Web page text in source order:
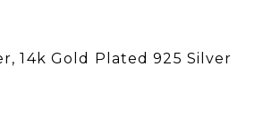
14k Gold Plated 925 Silver